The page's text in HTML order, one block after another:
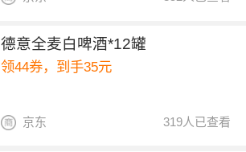
德意全麦白啤酒*12罐
领44券，到手35元
319人已查看
京东